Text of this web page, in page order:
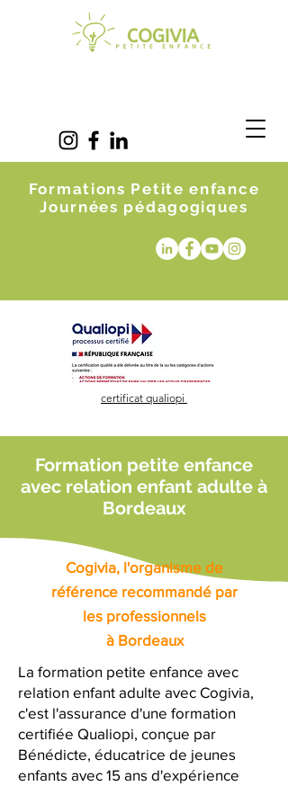
Formations Petite enfance
Journées pédagogiques
certificat qualiopi
Formation petite enfance
avec relation enfant adulte à
Bordeaux
Cogivia, l'organisme de
référence recommandé par
les professionnels
à Bordeaux
La formation petite enfance avec
relation enfant adulte avec Cogivia,
c'est l'assurance d'une formation
certifiée Qualiopi, conçue par
Bénédicte, éducatrice de jeunes
enfants avec 15 ans d'expérience